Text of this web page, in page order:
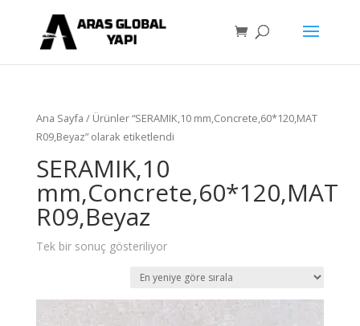
Ana Sayfa / Ürünler “SERAMIK,10 mm,Concrete,60*120,MAT
R09,Beyaz” olarak etiketlendi
SERAMIK,10
mm,Concrete,60*120,MAT
R09,Beyaz
Tek bir sonuç gösteriliyor